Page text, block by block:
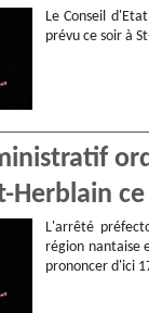
Le Conseil
prévu ce soir à
Herblain
L'arrêté
région nantaise
prononcer d'ici